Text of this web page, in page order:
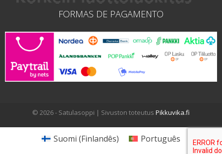
FORMAS DE PAGAMENTO
© 2026 - Satulasoppi | Sivuston toteutus Pikkuvika.fi
Suomi (Finlandês) Português